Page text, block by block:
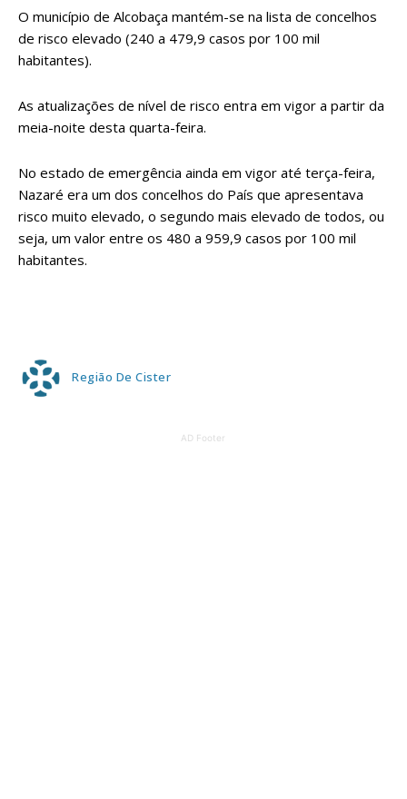
O município de Alcobaça mantém-se na lista de concelhos
de risco elevado (240 a 479,9 casos por 100 mil
habitantes).
As atualizações de nível de risco entra em vigor a partir da
meia-noite desta quarta-feira.
No estado de emergência ainda em vigor até terça-feira,
Nazaré era um dos concelhos do País que apresentava
risco muito elevado, o segundo mais elevado de todos, ou
seja, um valor entre os 480 a 959,9 casos por 100 mil
habitantes.
Região De Cister
AD Footer